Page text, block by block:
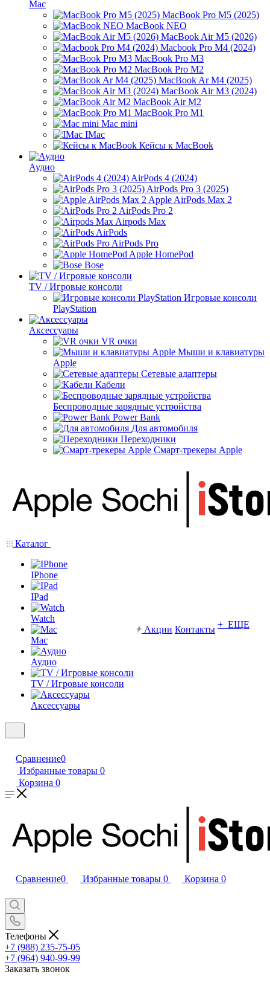
Mac
MacBook Pro M5 (2025)
MacBook NEO
MacBook Air M5 (2026)
Macbook Pro M4 (2024)
MacBook Pro M3
MacBook Pro M2
MacBook Ar M4 (2025)
MacBook Air M3 (2024)
MacBook Air M2
MacBook Pro M1
Mac mini
IMac
Кейсы к MacBook
Аудио
AirPods 4 (2024)
AirPods Pro 3 (2025)
Apple AirPods Max 2
AirPods Pro 2
Airpods Max
AirPods
AirPods Pro
Apple HomePod
Bose
TV / Игровые консоли
Игровые консоли
PlayStation
Аксессуары
VR очки
Мыши и клавиатуры
Apple
Сетевые адаптеры
Кабели
Беспроводные зарядные устройства
Power Bank
Для автомобиля
Переходники
Смарт-трекеры Apple
Каталог
IPhone
IPad
Watch
Mac
Аудио
TV / Игровые консоли
Аксессуары
Акции Контакты + ЕЩЕ
Сравнение0
Избранные товары 0
Корзина 0
Сравнение0 Избранные товары 0 Корзина 0
Телефоны
+7 (988) 235-75-05
+7 (964) 940-99-99
Заказать звонок